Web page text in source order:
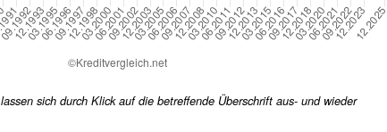
sich durch Klick auf die betreffende Überschrift aus- und wieder